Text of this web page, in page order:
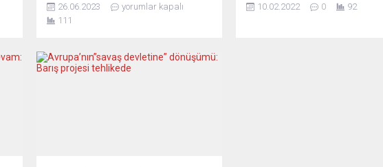
başta bunun ihanet olduğunu ve
sorumluların cezalandırılacağını
son verildi. Prigojin’in bir ceza alması
beklenmiyor. Yorumcular, yaşananları
26.06.2023
yorumlar kapalı
111
olacak. Almanya Dışişleri Bakanı
10.02.2022 0 92